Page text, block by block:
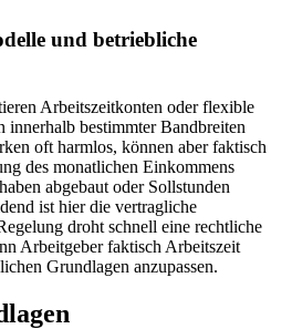
und betriebliche
Arbeitszeitkonten oder flexible
bestimmter Bandbreiten
oft harmlos, können aber faktisch
des monatlichen Einkommens
abgebaut oder Sollstunden
ist hier die vertragliche
droht schnell eine rechtliche
Arbeitgeber faktisch Arbeitszeit
Grundlagen anzupassen.